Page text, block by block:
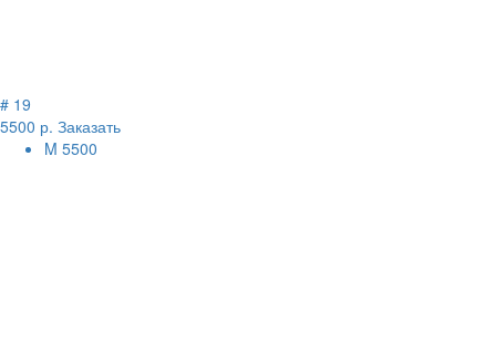
# 19
5500 р. Заказать
M 5500